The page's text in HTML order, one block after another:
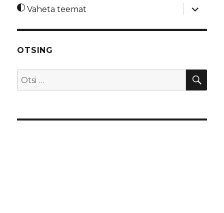
Vaheta teemat
laienda
OTSING
Otsi: